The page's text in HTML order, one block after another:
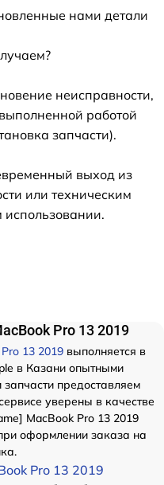
нами детали
неисправности,
работой
запчасти).
выход из
или техническим
Pro 13 2019
13 2019 выполняется в
в Казани опытными
предоставляем
уверены в качестве
MacBook Pro 13 2019
оформлении заказа на
Pro 13 2019